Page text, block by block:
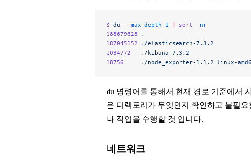
$ du --max-depth 1 | sort -nr
188679628 .
187045152 ./elasticsearch-7.3.2
1034772
   ./kibana-7.3.2
18756
./node_exporter-1.1.2.linux-
du 명령어를 통해서 현재 경로 기준에서
은 디렉토리가 무엇인지 확인하고 불필
나 작업을 수행할 것 입니다.
네트워크